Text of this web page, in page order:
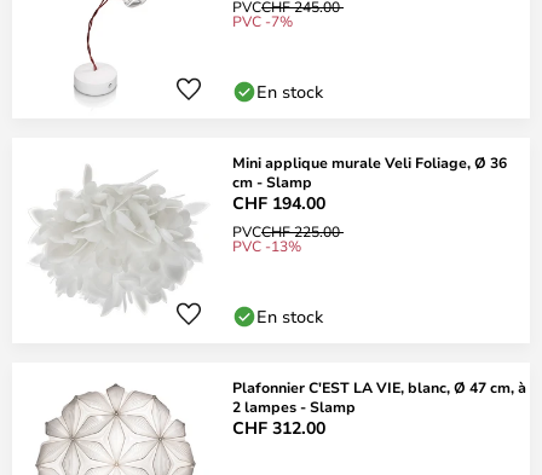
PVCCHF 245.00
PVC -7%
En stock
Mini applique murale Veli Foliage, Ø 36
cm - Slamp
CHF 194.00
PVCCHF 225.00
PVC -13%
En stock
Plafonnier C'EST LA VIE, blanc, Ø 47 cm, à
2 lampes - Slamp
CHF 312.00